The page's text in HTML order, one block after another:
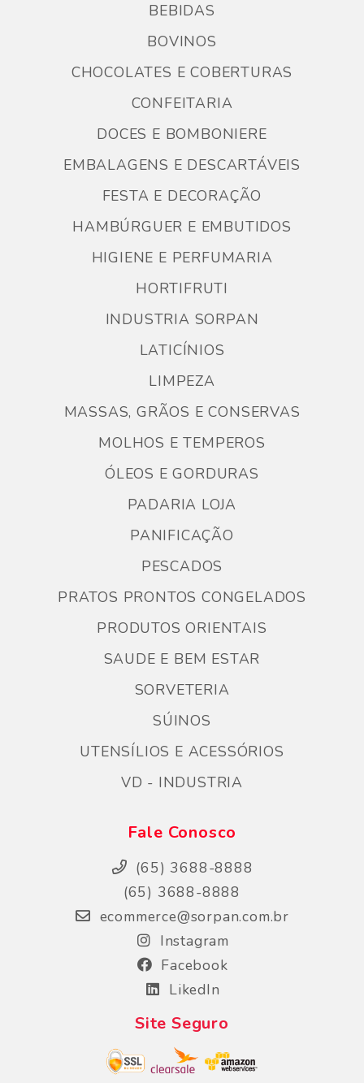
BEBIDAS
BOVINOS
CHOCOLATES E COBERTURAS
CONFEITARIA
DOCES E BOMBONIERE
EMBALAGENS E DESCARTÁVEIS
FESTA E DECORAÇÃO
HAMBÚRGUER E EMBUTIDOS
HIGIENE E PERFUMARIA
HORTIFRUTI
INDUSTRIA SORPAN
LATICÍNIOS
LIMPEZA
MASSAS, GRÃOS E CONSERVAS
MOLHOS E TEMPEROS
ÓLEOS E GORDURAS
PADARIA LOJA
PANIFICAÇÃO
PESCADOS
PRATOS PRONTOS CONGELADOS
PRODUTOS ORIENTAIS
SAUDE E BEM ESTAR
SORVETERIA
SÚINOS
UTENSÍLIOS E ACESSÓRIOS
VD - INDUSTRIA
Fale Conosco
(65) 3688-8888
(65) 3688-8888
ecommerce@sorpan.com.br
Instagram
Facebook
LikedIn
Site Seguro